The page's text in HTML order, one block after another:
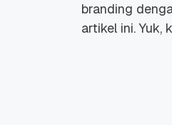
branding
artikel ini. Yuk,